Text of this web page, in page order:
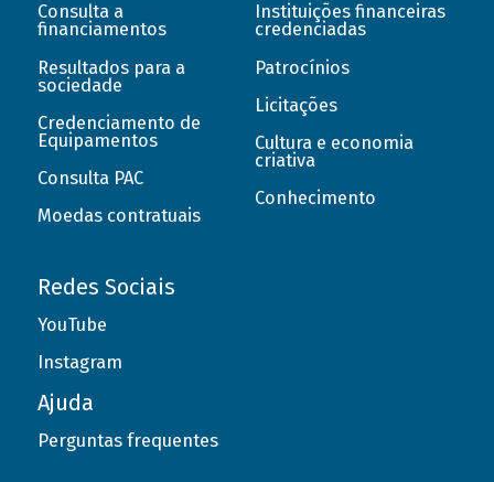
Consulta a
financiamentos
Resultados para a
sociedade
Credenciamento de
Equipamentos
Consulta PAC
Moedas contratuais
Instituições financeiras
credenciadas
Patrocínios
Licitações
Cultura e economia
criativa
Conhecimento
Redes Sociais
YouTube
Instagram
Ajuda
Perguntas frequentes